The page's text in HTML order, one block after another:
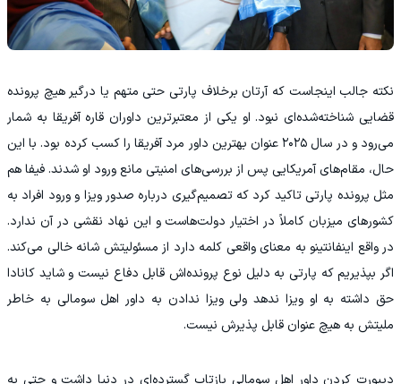
نکته جالب اینجاست که آرتان برخلاف پارتی حتی متهم یا درگیر هیچ پرونده
قضایی شناخته‌شده‌ای نبود. او یکی از معتبرترین داوران قاره آفریقا به شمار
می‌رود و در سال ۲۰۲۵ عنوان بهترین داور مرد آفریقا را کسب کرده بود. با این
حال، مقام‌های آمریکایی پس از بررسی‌های امنیتی مانع ورود او شدند. فیفا هم
مثل پرونده پارتی تاکید کرد که تصمیم‌گیری درباره صدور ویزا و ورود افراد به
کشورهای میزبان کاملاً در اختیار دولت‌هاست و این نهاد نقشی در آن ندارد.
در واقع اینفانتینو به معنای واقعی کلمه دارد از مسئولیتش شانه خالی می‌کند.
اگر بپذیریم که پارتی به دلیل نوع پرونده‌اش قابل دفاع نیست و شاید کانادا
حق داشته به او ویزا ندهد ولی ویزا ندادن به داور اهل سومالی به خاطر
ملیتش به هیچ عنوان قابل پذیرش نیست.
دیپورت کردن داور اهل سومالی بازتاب گسترده‌ای در دنیا داشت و حتی به